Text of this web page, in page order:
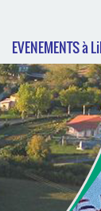
EVENEMENTS à